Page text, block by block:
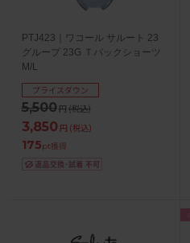
PTJ423｜ワコール サルート 23
グループ 23G Ｔバックショーツ
M/L
5,500円(税込)
プライスダウン
3,850 円 (税込)
175pt獲得